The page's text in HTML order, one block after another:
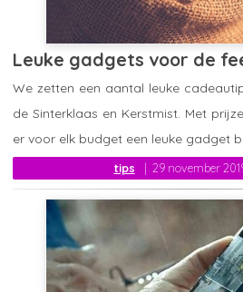
Leuke gadgets voor de
tips 29 november
We zetten een aantal leuke
de Sinterklaas en Kerstmist. Met
er voor elk budget een leuke gadget